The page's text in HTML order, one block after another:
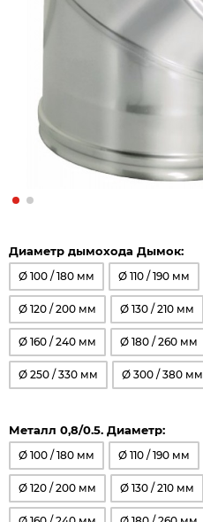
Диаметр дымохода Дымок:
Ø 100 / 180 мм Ø 110 / 190 мм
Ø 120 / 200 мм Ø 130 / 210 мм
Ø 160 / 240 мм Ø 180 / 260 мм
Ø 250 / 330 мм Ø 300 / 380 мм
Металл 0,8/0.5. Диаметр:
Ø 100 / 180 мм Ø 110 / 190 мм
Ø 120 / 200 мм Ø 130 / 210 мм